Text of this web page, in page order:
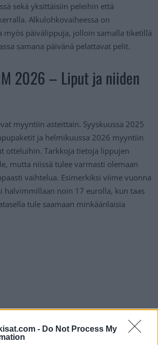
- Do Not Process My
sekä yksittäisiin peleihin että
Alkulohkovaiheessa on
myös päivälippuja, jolloin samalla tiketillä
samana päivänä pelattavat pelit.
2026 – Liput ja niiden
myyntiin asteittain. Syyskuussa 2025
ja helmikuussa 2026 myyntiin
otteluihin. Tarkkoja tietoja lippujen
mutta niissä tulee varmasti olemaan
vaihtelua. Esimerkiksi viime vuonna
halvimmillaan noin 17 eurolla, kun taas
tule saamaan minkäänlaisia